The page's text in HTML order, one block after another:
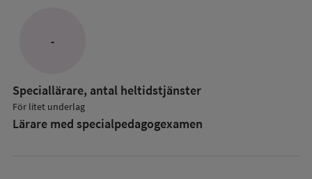
-
Speciallärare, antal heltidstjänster
För litet underlag
Lärare med specialpedagog­examen